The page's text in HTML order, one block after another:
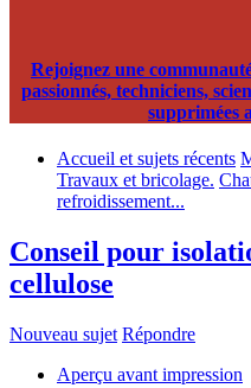
Rejoignez une
passionnés, techniciens,
supprimées
Accueil et sujets récents
Travaux et bricolage.
refroidissement...
Conseil pour
cellulose
Nouveau sujet Répondre
Aperçu avant impression